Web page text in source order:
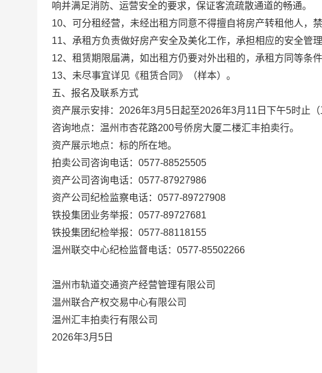
响并满足消防、运营安全的要求，保证客流疏散通道的畅通。
10、 可分租经营，未经出租方同意不得擅自将房产转租他人，
11、承租方负责做好房产安全及美化工作，承担相应的安全管
12、租赁期限届满，如出租方仍要对外出租的，承租方同等条
13、未尽事宜详见《租赁合同》（样本）。
五、报名及联系方式
资产展示安排： 2026年3月 5 日起至2026年3月 11 日 下午5时止（
咨询地点：温州市杏花路200号侨房大厦二楼汇丰拍卖行。
资产展示地点：标的所在地。
拍卖公司咨询电话： 0577-88525505
资产公司咨询电话： 0577-87927986
资产公司纪检监察电话： 0577-89727908
铁投集团业务举报： 0577-89727681
铁投集团纪检举报： 0577-88118155
温州联交中心纪检监督电话： 0577-85502266
温州市轨道交通资产经营管理有限公司
温州联合产权交易中心有限公司
温州汇丰拍卖行有限公司
2026年3月 5 日